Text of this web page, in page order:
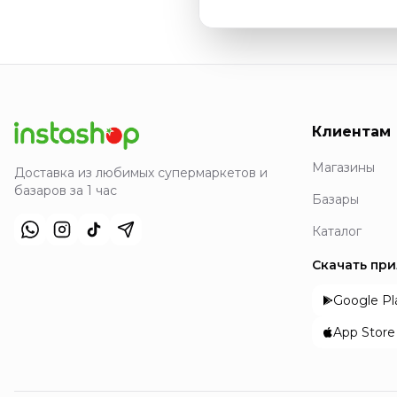
Доставка из любимых супермаркетов и
базаров за 1 час
Клиентам
Магазины
Базары
Каталог
Скачать
Google
App Store